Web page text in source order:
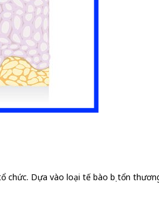
chức. Dựa vào loại tế bào bị tổn